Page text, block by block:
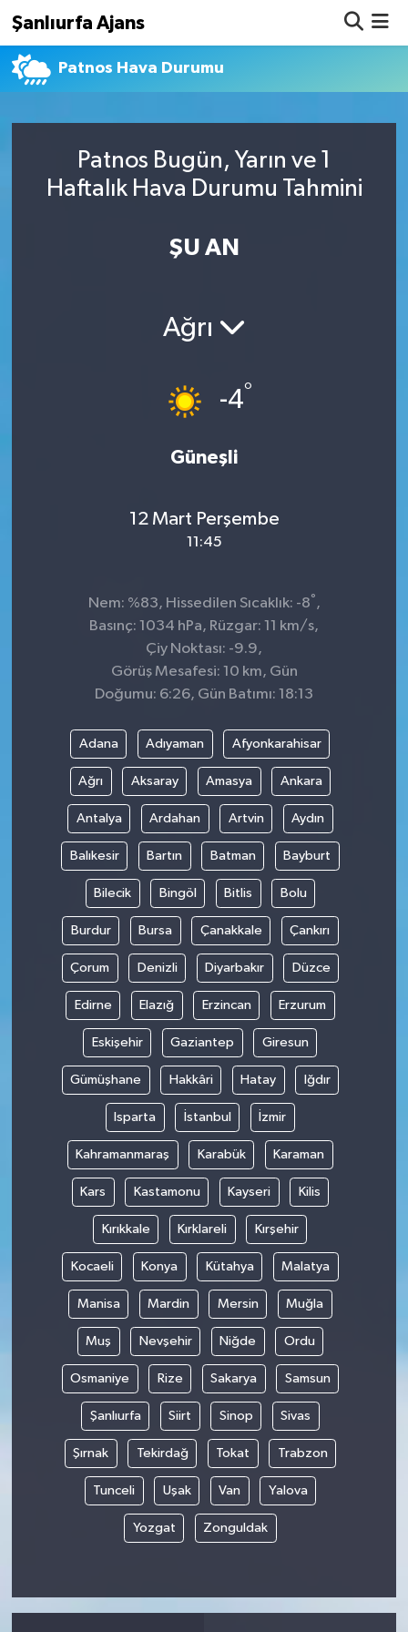
Şanlıurfa Ajans
Patnos Hava Durumu
Patnos Bugün, Yarın ve 1
Haftalık Hava Durumu Tahmini
ŞU AN
Ağrı
-4°
Güneşli
12 Mart Perşembe
11:45
Nem: %83, Hissedilen Sıcaklık: -8° ,
Basınç: 1034 hPa, Rüzgar: 11 km/s,
Çiy Noktası: -9.9,
Görüş Mesafesi: 10 km, Gün
Doğumu: 6:26, Gün Batımı: 18:13
Adana Adıyaman Afyonkarahisar
Ağrı Aksaray Amasya Ankara
Antalya Ardahan Artvin Aydın
Balıkesir Bartın Batman Bayburt
Bilecik Bingöl Bitlis Bolu
Burdur Bursa Çanakkale Çankırı
Çorum Denizli Diyarbakır Düzce
Edirne Elazığ Erzincan Erzurum
Eskişehir Gaziantep Giresun
Gümüşhane Hakkâri Hatay Iğdır
Isparta İstanbul İzmir
Kahramanmaraş Karabük Karaman
Kars Kastamonu Kayseri Kilis
Kırıkkale Kırklareli Kırşehir
Kocaeli Konya Kütahya Malatya
Manisa Mardin Mersin Muğla
Muş Nevşehir Niğde Ordu
Osmaniye Rize Sakarya Samsun
Şanlıurfa Siirt Sinop Sivas
Şırnak Tekirdağ Tokat Trabzon
Tunceli Uşak Van Yalova
Yozgat Zonguldak
Nöbetçi Eczaneler
Namaz Vakitleri
Süper Lig Puan Durumu ve Fikstür